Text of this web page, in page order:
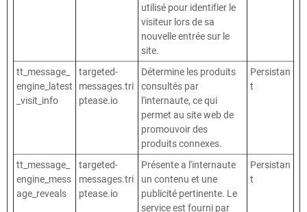
utilisé pour identifier le
visiteur lors de sa
nouvelle entrée sur le
site.
tt_message_
engine_latest
_visit_info
targeted-
messages.tri
ptease.io
Détermine les produits
consultés par
l'internaute, ce qui
permet au site web de
promouvoir des
produits connexes.
Persistan
t
tt_message_
engine_mess
age_reveals
targeted-
messages.tri
ptease.io
Présente a l'internaute
un contenu et une
publicité pertinente. Le
service est fourni par
Persistan
t